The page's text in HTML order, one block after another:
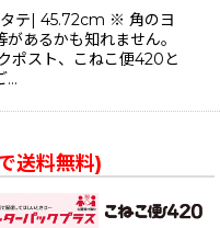
テ| 45.72cm ※ 角のヨ
あるかも知れません。
ポスト、こねこ便420と
…
送料無料)